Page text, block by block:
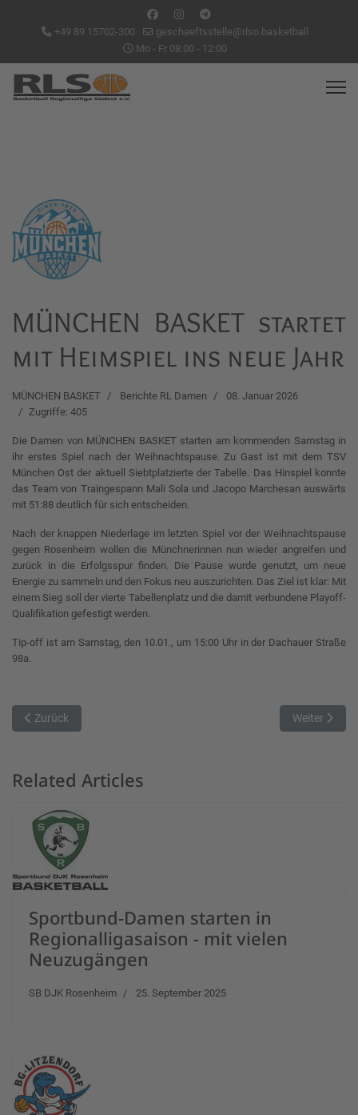
+49 89 15702-300
geschaeftsstelle@rlso.basketball
Mo - Fr 08:00 - 12:00
MÜNCHEN BASKET startet
mit Heimspiel ins neue Jahr
MÜNCHEN BASKET Berichte RL Damen
08. Januar 2026
Zugriffe: 405
Die Damen von MÜNCHEN BASKET starten am kommenden Samstag in
ihr erstes Spiel nach der Weihnachtspause. Zu Gast ist mit dem TSV
München Ost der aktuell Siebtplatzierte der Tabelle. Das Hinspiel konnte
das Team von Traingespann Mali Sola und Jacopo Marchesan auswärts
mit 51:88 deutlich für sich entscheiden.
Nach der knappen Niederlage im letzten Spiel vor der Weihnachtspause
gegen Rosenheim wollen die Münchnerinnen nun wieder angreifen und
zurück in die Erfolgsspur finden. Die Pause wurde genutzt, um neue
Energie zu sammeln und den Fokus neu auszurichten. Das Ziel ist klar: Mit
einem Sieg soll der vierte Tabellenplatz und die damit verbundene Playoff-
Qualifikation gefestigt werden.
Tip-off ist am Samstag, den 10.01., um 15:00 Uhr in der Dachauer Straße
98a.
Vorheriger Beitrag: Marktheidenfeld empfängt Post SV Nürnberg
Zurück Nächster
Weiter
Related Articles
Sportbund-Damen starten in
Regionalligasaison - mit vielen
Neuzugängen
SB DJK Rosenheim 25. September 2025